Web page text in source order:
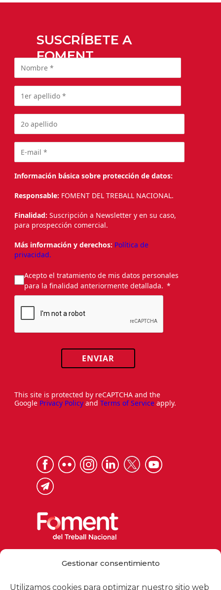
Gestionar consentimiento
Utilizamos cookies para optimizar nuestro sitio web
SUSCRÍBETE A
FOMENT
Información básica sobre protección de datos:
Responsable: FOMENT DEL TREBALL NACIONAL.
Finalidad: Suscripción a Newsletter y en su caso,
para prospección comercial.
Más información y derechos: Política de
privacidad.
Acepto el tratamiento de mis datos personales
para la finalidad anteriormente detallada.
ENVIAR
This site is protected by reCAPTCHA and the
Google Privacy Policy and Terms of Service apply.
foment@foment.com